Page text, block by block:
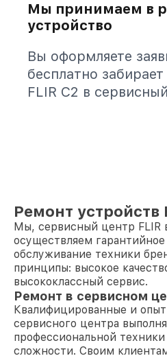
Мы принимаем в
устройство
Вы оформляете
бесплатно
FLIR C2 в
Ремонт устройств
Мы, сервисный центр FLIR
осуществляем
обслуживание техники
принципы: высокое
высококлассный сервис.
Ремонт в сервисном
Квалифицированные и
сервисного центра
профессиональной
сложности. Своим